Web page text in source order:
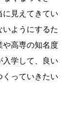
に見えてきてい
ようにするた
や高専の知名度
入学して、良い
くっていきたい